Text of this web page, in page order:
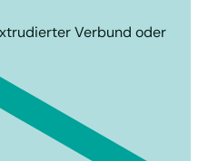
Verbund oder